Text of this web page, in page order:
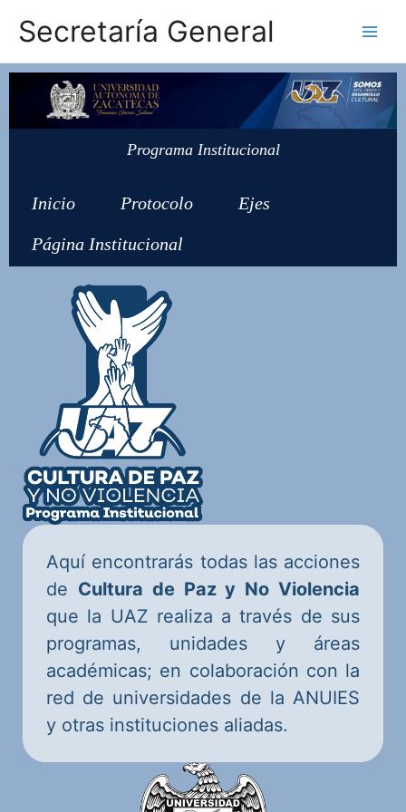
Secretaría General
Programa Institucional
Inicio Protocolo Ejes
Página Institucional
Aquí encontrarás todas las acciones
de Cultura de Paz y No Violencia
que la UAZ realiza a través de sus
programas, unidades y áreas
académicas; en colaboración con la
red de universidades de la ANUIES
y otras instituciones aliadas.